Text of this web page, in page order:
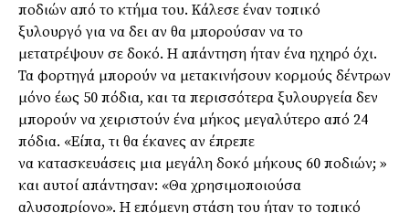
ποδιών από το κτήμα του. Κάλεσε έναν τοπικό
ξυλουργό για να δει αν θα μπορούσαν να το
μετατρέψουν σε δοκό. Η απάντηση ήταν ένα ηχηρό όχι.
Τα φορτηγά μπορούν να μετακινήσουν κορμούς δέντρων
μόνο έως 50 πόδια, και τα περισσότερα ξυλουργεία δεν
μπορούν να χειριστούν ένα μήκος μεγαλύτερο από 24
πόδια. «Είπα, τι θα έκανες αν έπρεπε
να κατασκευάσεις μια μεγάλη δοκό μήκους 60 ποδιών; »
και αυτοί απάντησαν: «Θα χρησιμοποιούσα
αλυσοπρίονο». Η επόμενη στάση του ήταν το τοπικό